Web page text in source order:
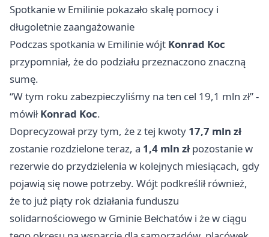
Spotkanie w Emilinie pokazało skalę pomocy i
długoletnie zaangażowanie
Podczas spotkania w Emilinie wójt Konrad Koc
przypomniał, że do podziału przeznaczono znaczną
sumę.
“W tym roku zabezpieczyliśmy na ten cel 19,1 mln zł” -
mówiłKonrad Koc.
Doprecyzował przy tym, że z tej kwoty 17,7 mln zł
zostanie rozdzielone teraz, a 1,4 mln zł pozostanie w
rezerwie do przydzielenia w kolejnych miesiącach, gdy
pojawią się nowe potrzeby. Wójt podkreślił również,
że to już piąty rok działania funduszu
solidarnościowego w Gminie Bełchatów i że w ciągu